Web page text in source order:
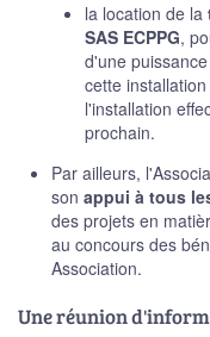
la location de la
SAS ECPPG,
d'une
cette
l'installation
prochain.
Par ailleurs,
son appui à tous
des projets en
au concours des
Association.
Une réunion